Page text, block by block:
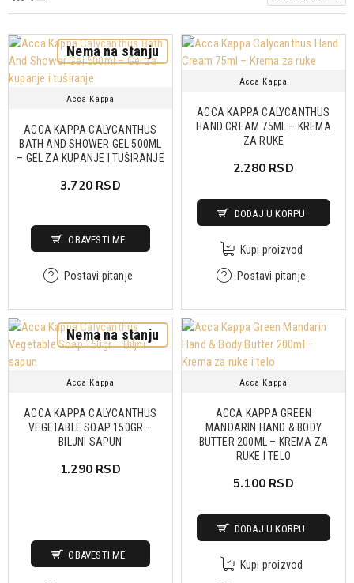
Nema na stanju
Acca Kappa
ACCA KAPPA CALYCANTHUS
BATH AND SHOWER GEL 500ML
– GEL ZA KUPANJE I TUŠIRANJE
3.720 RSD
OBAVESTI ME
Postavi pitanje
Acca Kappa
ACCA KAPPA CALYCANTHUS
HAND CREAM 75ML – KREMA
ZA RUKE
2.280 RSD
DODAJ U KORPU
Kupi proizvod
Postavi pitanje
Nema na stanju
Acca Kappa
ACCA KAPPA CALYCANTHUS
VEGETABLE SOAP 150GR –
BILJNI SAPUN
1.290 RSD
OBAVESTI ME
Acca Kappa
ACCA KAPPA GREEN
MANDARIN HAND & BODY
BUTTER 200ML – KREMA ZA
RUKE I TELO
5.100 RSD
DODAJ U KORPU
Kupi proizvod